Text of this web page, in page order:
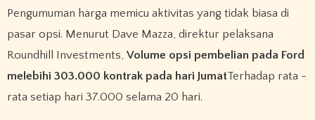
Pengumuman harga memicu aktivitas yang tidak biasa di
pasar opsi. Menurut Dave Mazza, direktur pelaksana
Roundhill Investments, Volume opsi pembelian pada Ford
melebihi 303.000 kontrak pada hari JumatTerhadap rata -
rata setiap hari 37.000 selama 20 hari.